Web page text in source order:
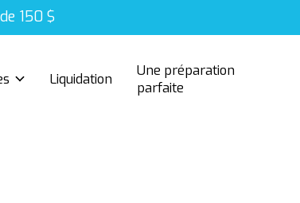
150 $
Liquidation
Une préparation
parfaite